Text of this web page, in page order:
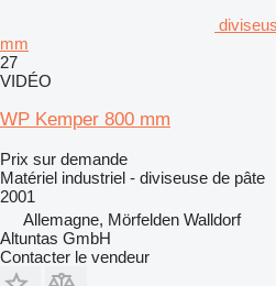
mm
27
VIDÉO
WP Kemper 800 mm
Prix sur demande
Matériel industriel - diviseuse de pâte
2001
Allemagne, Mörfelden Walldorf
Altuntas GmbH
Contacter le vendeur